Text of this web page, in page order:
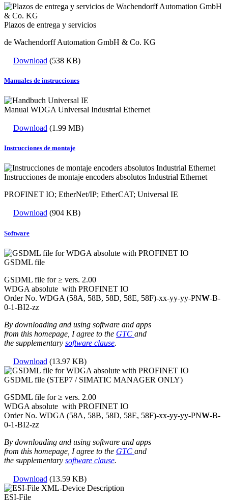
Plazos de entrega y servicios
de Wachendorff Automation GmbH & Co. KG
Download (538 KB)
Manuales de instrucciones
Manual WDGA Universal Industrial Ethernet
Download (1.99 MB)
Instrucciones de montaje
Instrucciones de montaje encoders absolutos Industrial Ethernet
PROFINET IO; EtherNet/IP; EtherCAT; Universal IE
Download (904 KB)
Software
GSDML file
GSDML file for ≥ vers. 2.00
WDGA absolute with PROFINET IO
Order No. WDGA (58A, 58B, 58D, 58E, 58F)-xx-yy-yy-PNW-B-
0-1-BI2-zz
By downloading and using software and apps
from this homepage, I agree to the GTC and
the supplementary software clause.
Download (13.97 KB)
GSDML file (STEP7 / SIMATIC MANAGER ONLY)
GSDML file for ≥ vers. 2.00
WDGA absolute with PROFINET IO
Order No. WDGA (58A, 58B, 58D, 58E, 58F)-xx-yy-yy-PNW-B-
0-1-BI2-zz
By downloading and using software and apps
from this homepage, I agree to the GTC and
the supplementary software clause.
Download (13.59 KB)
ESI-File